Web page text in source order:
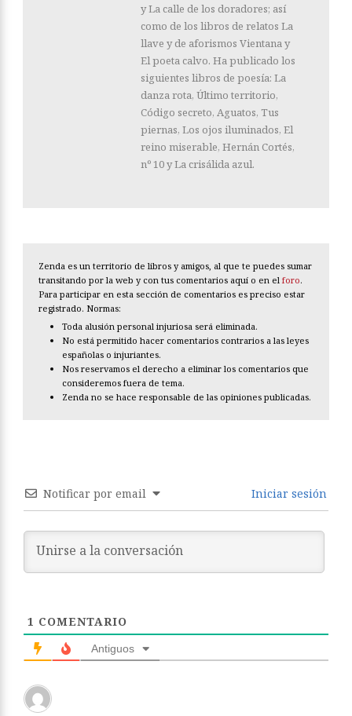
y La calle de los doradores; así
como de los libros de relatos La
llave y de aforismos Vientana y
El poeta calvo. Ha publicado los
siguientes libros de poesía: La
danza rota, Último territorio,
Código secreto, Aguatos, Tus
piernas, Los ojos iluminados, El
reino miserable, Hernán Cortés,
nº 10 y La crisálida azul.
Zenda es un territorio de libros y amigos, al que te puedes sumar
transitando por la web y con tus comentarios aquí o en el foro.
Para participar en esta sección de comentarios es preciso estar
registrado. Normas:
Toda alusión personal injuriosa será eliminada.
No está permitido hacer comentarios contrarios a las leyes
españolas o injuriantes.
Nos reservamos el derecho a eliminar los comentarios que
consideremos fuera de tema.
Zenda no se hace responsable de las opiniones publicadas.
Notificar por email Iniciar sesión
1 COMENTARIO
Antiguos